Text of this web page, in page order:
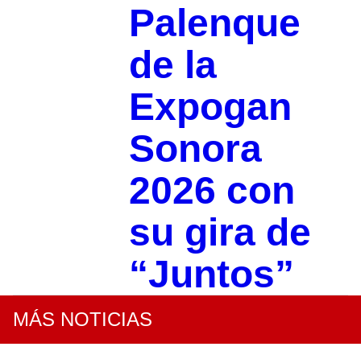
Palenque
de la
Expogan
Sonora
2026 con
su gira de
“Juntos”
MÁS NOTICIAS